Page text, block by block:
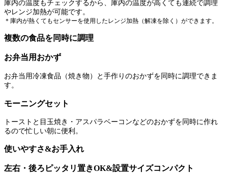
庫内の温度もチェックするから、庫内の温度が高くても連続で調理
やレンジ加熱が可能です。
＊庫内が熱くてもセンサーを使用したレンジ加熱（解凍を除く）ができます。
複数の食品を同時に調理
お弁当用おかず
お弁当用冷凍食品（焼き物）と手作りのおかずを同時に調理できま
す。
モーニングセット
トーストと目玉焼き・アスパラベーコンなどのおかずを同時に作れ
るので忙しい朝に便利。
使いやすさ&お手入れ
左右・後ろピッタリ置きOK&設置サイズコンパクト